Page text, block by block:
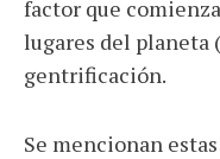
factor que
lugares del planeta
gentrificación.
Se mencionan